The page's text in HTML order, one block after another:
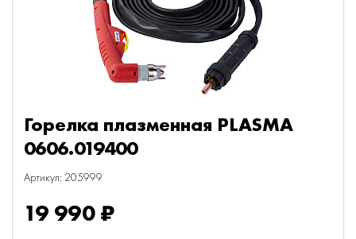
Горелка плазменная PLASMA
0606.019400
Артикул: 205999
19 990 ₽